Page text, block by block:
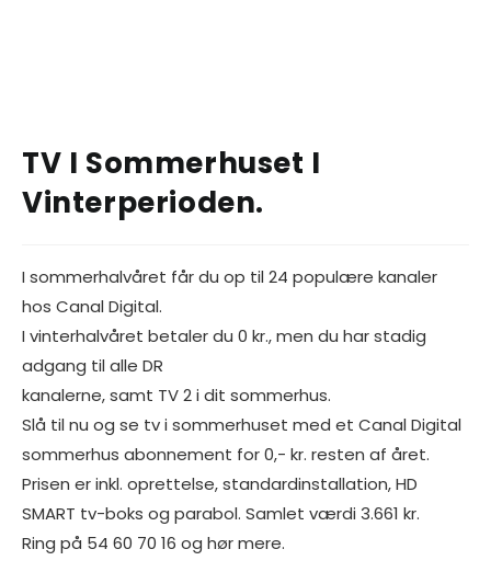
TV I Sommerhuset I
Vinterperioden.
I sommerhalvåret får du op til 24 populære kanaler
hos Canal Digital.
I vinterhalvåret betaler du 0 kr., men du har stadig
adgang til alle DR
kanalerne, samt TV 2 i dit sommerhus.
Slå til nu og se tv i sommerhuset med et Canal Digital
sommerhus abonnement for 0,- kr. resten af året.
Prisen er inkl. oprettelse, standardinstallation, HD
SMART tv-boks og parabol. Samlet værdi 3.661 kr.
Ring på 54 60 70 16 og hør mere.